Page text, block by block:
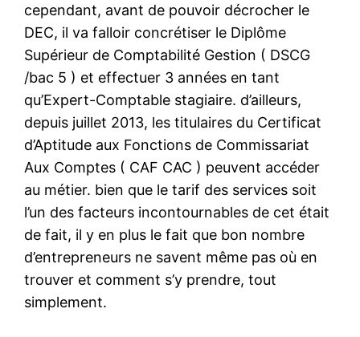
cependant, avant de pouvoir décrocher le
DEC, il va falloir concrétiser le Diplôme
Supérieur de Comptabilité Gestion ( DSCG
/bac 5 ) et effectuer 3 années en tant
qu’Expert-Comptable stagiaire. d’ailleurs,
depuis juillet 2013, les titulaires du Certificat
d’Aptitude aux Fonctions de Commissariat
Aux Comptes ( CAF CAC ) peuvent accéder
au métier. bien que le tarif des services soit
l’un des facteurs incontournables de cet était
de fait, il y en plus le fait que bon nombre
d’entrepreneurs ne savent même pas où en
trouver et comment s’y prendre, tout
simplement.